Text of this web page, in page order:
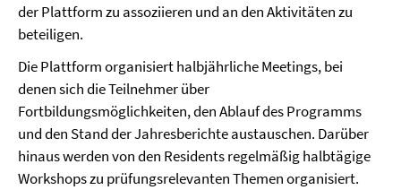
der Plattform zu assoziieren und an den Aktivitäten zu
beteiligen.
Die Plattform organisiert halbjährliche Meetings, bei
denen sich die Teilnehmer über
Fortbildungsmöglichkeiten, den Ablauf des Programms
und den Stand der Jahresberichte austauschen. Darüber
hinaus werden von den Residents regelmäßig halbtägige
Workshops zu prüfungsrelevanten Themen organisiert.